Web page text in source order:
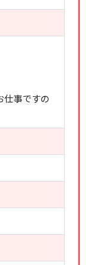
仕事ですの